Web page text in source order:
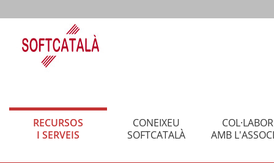
RECURSOS
I SERVEIS
CONEIXEU
SOFTCATALÀ
AMB